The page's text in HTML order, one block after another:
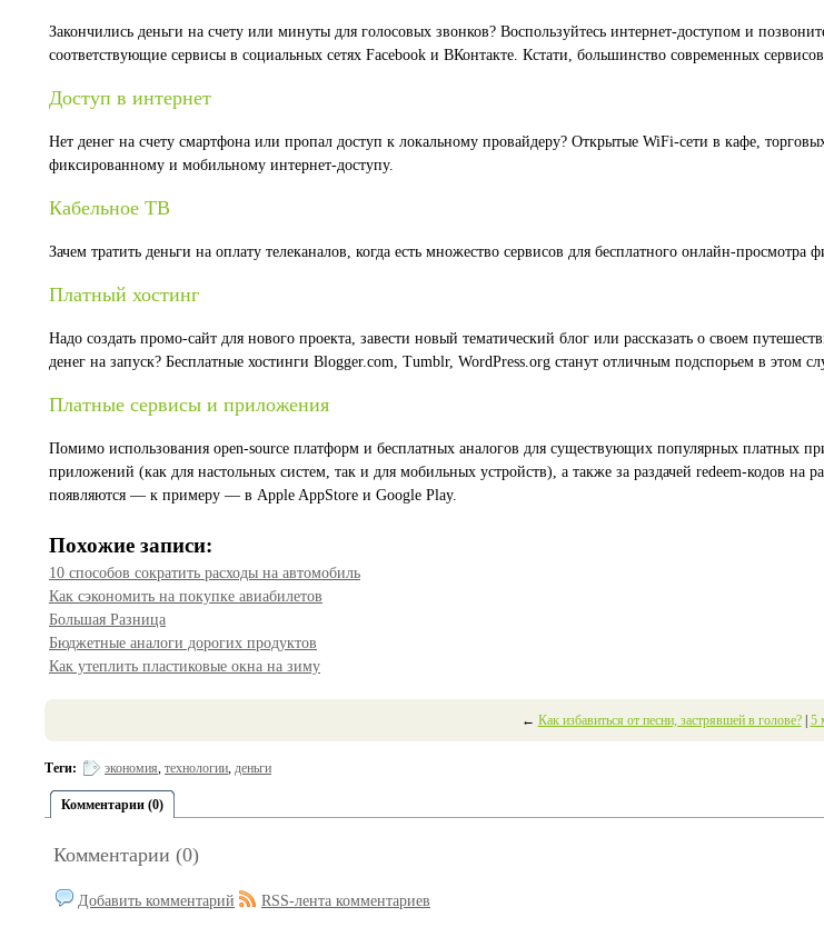
Закончились деньги на счету или минуты для голосовых звонков? Воспользуйтесь интернет-доступом и
соответствующие сервисы в социальных сетях Facebook и ВКонтакте. Кстати, большинство современных
Доступ в интернет
Нет денег на счету смартфона или пропал доступ к локальному провайдеру? Открытые WiFi-сети в кафе,
фиксированному и мобильному интернет-доступу.
Кабельное ТВ
Зачем тратить деньги на оплату телеканалов, когда есть множество сервисов для бесплатного онлайн-
Платный хостинг
Надо создать промо-сайт для нового проекта, завести новый тематический блог или рассказать о своем
денег на запуск? Бесплатные хостинги Blogger.com, Tumblr, WordPress.org станут отличным подспорьем в этом
Платные сервисы и приложения
Помимо использования open-source платформ и бесплатных аналогов для существующих популярных платных
приложений (как для настольных систем, так и для мобильных устройств), а также за раздачей redeem-кодов
появляются — к примеру — в Apple AppStore и Google Play.
Похожие записи:
10 способов сократить расходы на автомобиль
Как сэкономить на покупке авиабилетов
Большая Разница
Бюджетные аналоги дорогих продуктов
Как утеплить пластиковые окна на зиму
← Как избавиться от песни, застрявшей в голове?| 5
Теги: экономия, технологии, деньги
Комментарии (0)
Комментарии (0)
Добавить комментарий RSS-лента комментариев